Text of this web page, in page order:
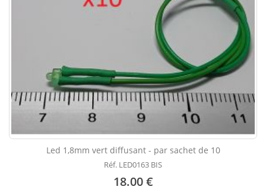
Led 1,8mm vert diffusant - par sachet de 10
Réf. LED0163 BIS
18.00 €